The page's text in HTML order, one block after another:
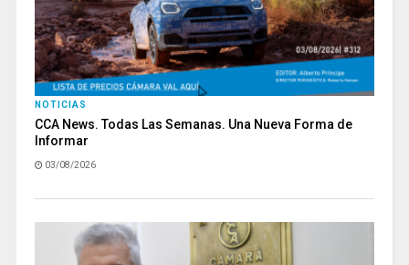
NOTICIAS
CCA News. Todas Las Semanas. Una Nueva Forma de
Informar
03/08/2026